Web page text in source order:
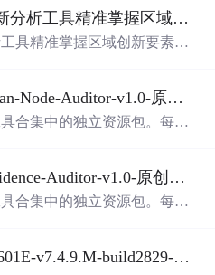
），非常容易使用。你只
将立即给出准确的识别结
，你一定会喜欢它的！
如何通过区域科技创新分析工具精准掌握区域创新要素分布与产业链融合现状？.docx
具精准掌握区域创新要素分
Visual-Workflow-Orphan-Node-Auditor-v1.0-原创源码与文档.zip
合集中的独立资源包。每个
单、MIT License及原创与授
录，执行npm test验证算法，
文、生产日志或其他受限素
Cypress-Flaky-Test-Evidence-Auditor-v1.0-原创源码与文档.zip
合集中的独立资源包。每个
单、MIT License及原创与授
FortiGate-v7.4.9-FGT-601E-v7.4.9.M-build2829-FORTINET.out